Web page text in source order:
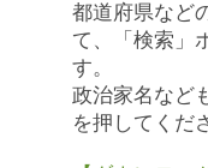
都道府県など
て、「検索」
す。
政治家名など
を押してくだ